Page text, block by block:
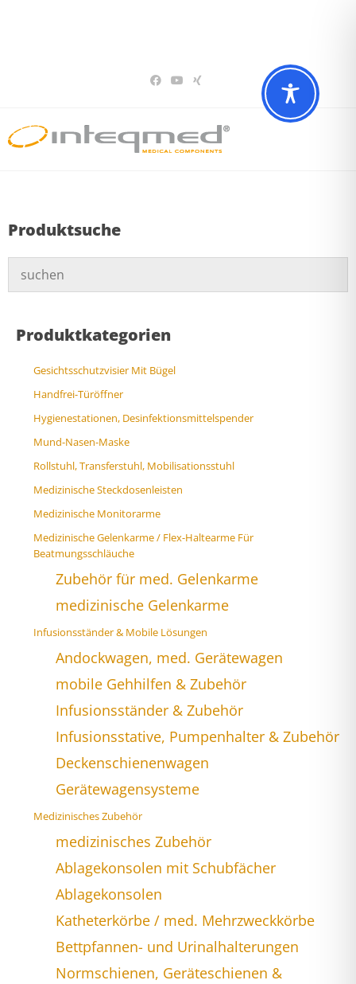
Produktsuche
Produktkategorien
Gesichtsschutzvisier Mit Bügel
Handfrei-Türöffner
Hygienestationen, Desinfektionsmittelspender
Mund-Nasen-Maske
Rollstuhl, Transferstuhl, Mobilisationsstuhl
Medizinische Steckdosenleisten
Medizinische Monitorarme
Medizinische Gelenkarme / Flex-Haltearme Für
Beatmungsschläuche
Zubehör für med. Gelenkarme
medizinische Gelenkarme
Infusionsständer & Mobile Lösungen
Andockwagen, med. Gerätewagen
mobile Gehhilfen & Zubehör
Infusionsständer & Zubehör
Infusionsstative, Pumpenhalter & Zubehör
Deckenschienenwagen
Gerätewagensysteme
Medizinisches Zubehör
medizinisches Zubehör
Ablagekonsolen mit Schubfächer
Ablagekonsolen
Katheterkörbe / med. Mehrzweckkörbe
Bettpfannen- und Urinalhalterungen
Normschienen, Geräteschienen &